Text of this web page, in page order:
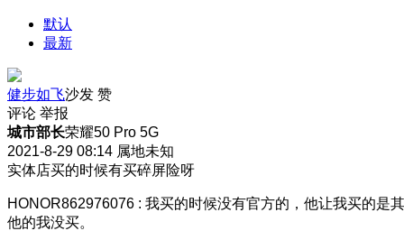
默认
最新
健步如飞沙发 赞
评论 举报
城市部长荣耀50 Pro 5G
2021-8-29 08:14 属地未知
实体店买的时候有买碎屏险呀
HONOR862976076 : 我买的时候没有官方的，他让我买的是其
他的我没买。